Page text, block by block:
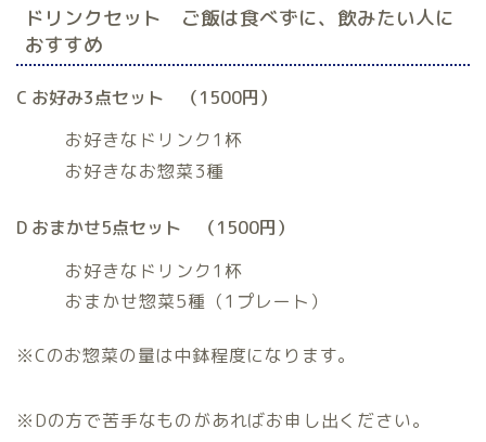
ドリンクセット ご飯は食べずに、飲みたい人に
おすすめ
C お好み3点セット （1500円）
お好きなドリンク1杯
お好きなお惣菜3種
D おまかせ5点セット （1500円）
お好きなドリンク1杯
おまかせ惣菜5種（1プレート）
※Cのお惣菜の量は中鉢程度になります。
※Dの方で苦手なものがあればお申し出ください。